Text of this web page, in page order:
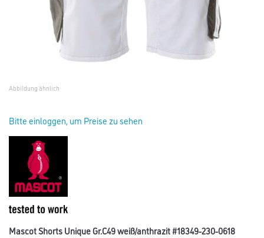
Abbildung ähnlich
Bitte einloggen, um Preise zu sehen
Mascot Shorts Unique Gr.C49 weiß/anthrazit #18349-230-0618